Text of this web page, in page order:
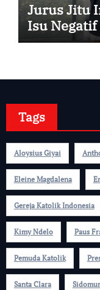
Jurus Jitu
Isu Negatif
Tags
Aloysius Giyai
Eleine Magdalena
Gereja Katolik Indonesia
Kimy Ndelo Paus
Pemuda Katolik
Santa Clara